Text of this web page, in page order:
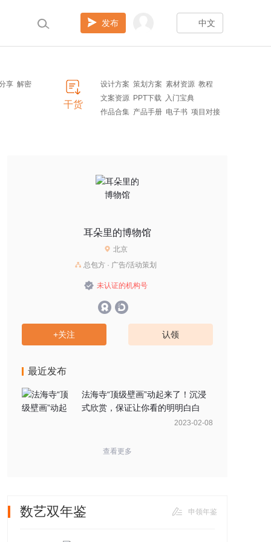
发布 中文
享 解密
干货
设计方案 策划方案 素材资源 教程
文案资源 PPT下载 入门宝典
作品合集 产品手册 电子书 项目对接
耳朵里的博物馆
北京
总包方 · 广告/活动策划
未认证的机构号
+关注 认领
最近发布
法海寺“顶级壁画”动起来了！沉浸
式欣赏，保证让你看的明明白白
2023-02-08
查看更多
数艺双年鉴 申领年鉴